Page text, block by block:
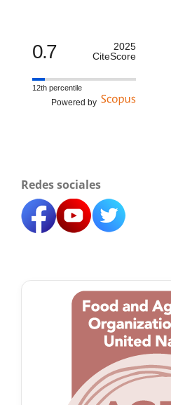
0.7
2025
CiteScore
12th percentile
Powered by
Redes sociales